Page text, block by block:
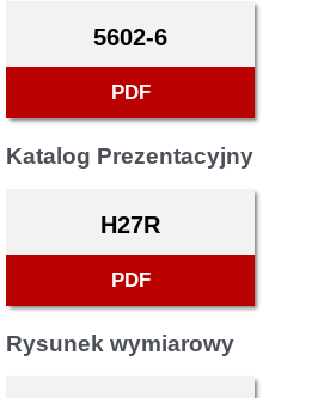
5602-6
PDF
Katalog Prezentacyjny
H27R
PDF
Rysunek wymiarowy